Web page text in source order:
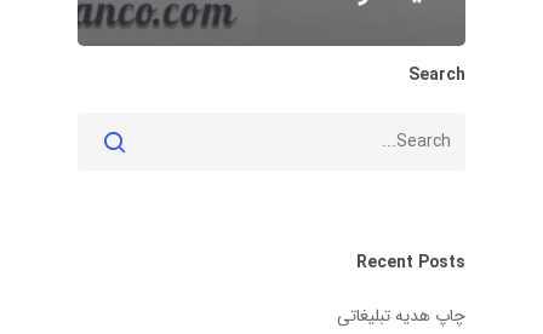
Search
Recent Posts
چاپ هدیه تبلیغاتی